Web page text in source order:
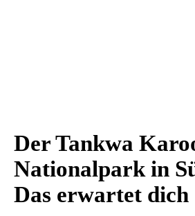
Der Tankwa
Nationalpark in
Das erwartet dich